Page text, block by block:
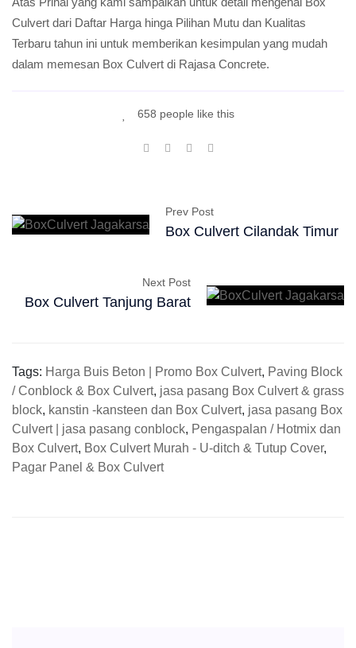
Culvert dari Daftar Harga hinga Pilihan Mutu dan Kualitas
Terbaru tahun ini untuk memberikan kesimpulan yang mudah
dalam memesan Box Culvert di Rajasa Concrete.
658 people like this
Prev Post
Box Culvert Cilandak Timur
Next Post
Box Culvert Tanjung Barat
Tags: Harga Buis Beton | Promo Box Culvert, Paving Block
/ Conblock & Box Culvert, jasa pasang Box Culvert & grass
block, kanstin -kansteen dan Box Culvert, jasa pasang Box
Culvert | jasa pasang conblock, Pengaspalan / Hotmix dan
Box Culvert, Box Culvert Murah - U-ditch & Tutup Cover,
Pagar Panel & Box Culvert